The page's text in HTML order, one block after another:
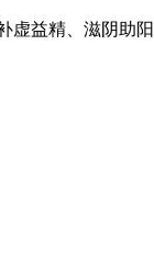
益精、滋阴助阳